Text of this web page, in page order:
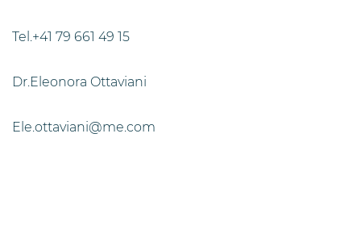
Tel.+41 79 661 49 15
Dr.Eleonora Ottaviani
Ele.ottaviani@me.com